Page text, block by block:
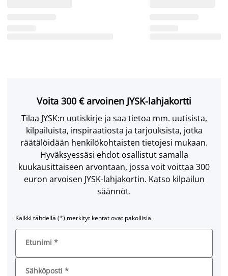
Voita 300 € arvoinen JYSK-lahjakortti
Tilaa JYSK:n uutiskirje ja saa tietoa mm. uutisista,
kilpailuista, inspiraatiosta ja tarjouksista, jotka
räätälöidään henkilökohtaisten tietojesi mukaan.
Hyväksyessäsi ehdot osallistut samalla
kuukausittaiseen arvontaan, jossa voit voittaa 300
euron arvoisen JYSK-lahjakortin. Katso kilpailun
säännöt.
Kaikki tähdellä (*) merkityt kentät ovat pakollisia.
Etunimi *
Sähköposti *